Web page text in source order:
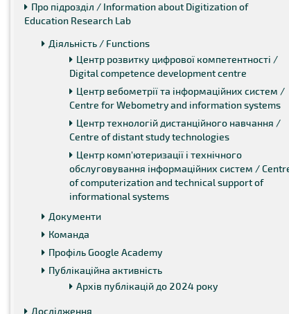
Про підрозділ / Information about Digitization of
Education Research Lab
Діяльність / Functions
Центр розвитку цифрової компетентності /
Digital competence development centre
Центр вебометрії та інформаційних систем /
Centre for Webometry and information systems
Центр технологій дистанційного навчання /
Centre of distant study technologies
Центр комп'ютеризації і технічного
обслуговування інформаційних систем /
of computerization and technical support of
informational systems
Документи
Команда
Профіль Google Academy
Публікаційна активність
Архів публікацій до 2024 року
Дослідження